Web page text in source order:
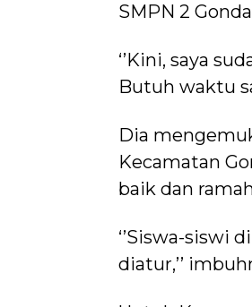
SMPN 2
‘’Kini, saya
Butuh waktu
Dia
Kecamatan
baik dan
‘’Siswa-siswi
diatur,’’